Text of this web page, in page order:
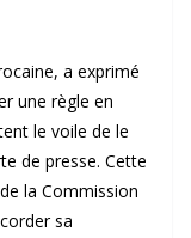
a exprimé
une règle en
le voile de le
de presse. Cette
la Commission
sa